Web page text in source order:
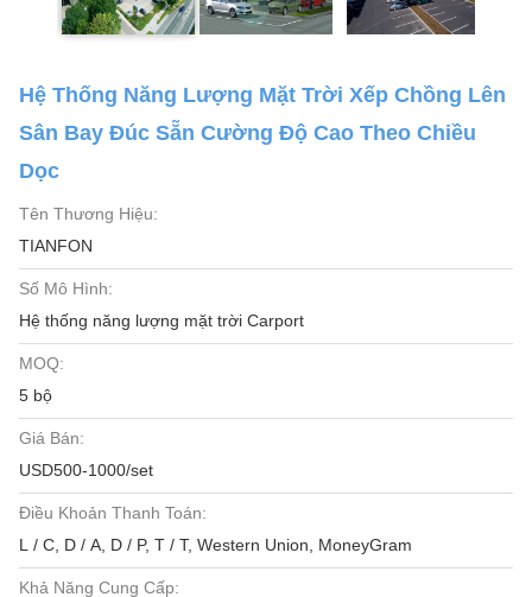
Hệ Thống Năng Lượng Mặt Trời Xếp Chồng Lên
Sân Bay Đúc Sẵn Cường Độ Cao Theo Chiều
Dọc
Tên Thương Hiệu:
TIANFON
Số Mô Hình:
Hệ thống năng lượng mặt trời Carport
MOQ:
5 bộ
Giá Bán:
USD500-1000/set
Điều Khoản Thanh Toán:
L / C, D / A, D / P, T / T, Western Union, MoneyGram
Khả Năng Cung Cấp: